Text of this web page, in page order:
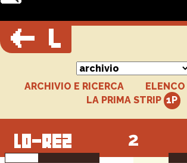
ARCHIVIO E RICERCA
LA PRIMA STRIP
2